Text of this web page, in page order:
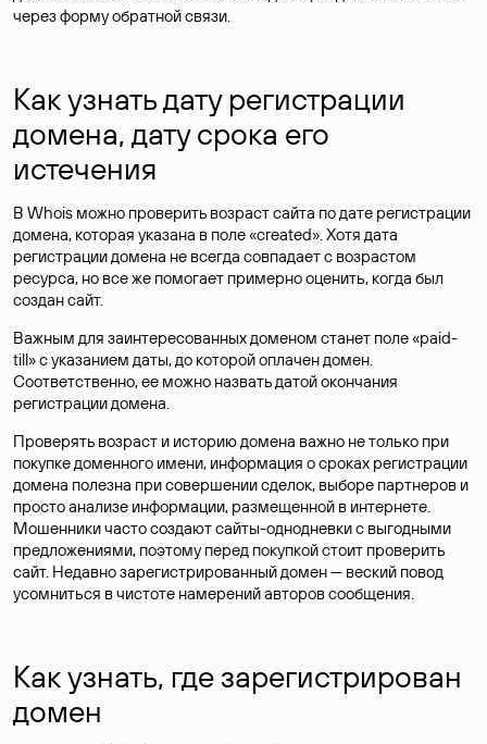
через форму обратной связи.
Как узнать дату регистрации
домена, дату срока его
истечения
В Whois можно проверить возраст сайта по дате регистрации
домена, которая указана в поле «created». Хотя дата
регистрации домена не всегда совпадает с возрастом
ресурса, но все же помогает примерно оценить, когда был
создан сайт.
Важным для заинтересованных доменом станет поле «paid-
till» с указанием даты, до которой оплачен домен.
Соответственно, ее можно назвать датой окончания
регистрации домена.
Проверять возраст и историю домена важно не только при
покупке доменного имени, информация о сроках регистрации
домена полезна при совершении сделок, выборе партнеров и
просто анализе информации, размещенной в интернете.
Мошенники часто создают сайты-однодневки с выгодными
предложениями, поэтому перед покупкой стоит проверить
сайт. Недавно зарегистрированный домен — веский повод
усомниться в чистоте намерений авторов сообщения.
Как узнать, где зарегистрирован
домен